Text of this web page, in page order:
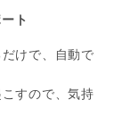
ト
けで、自動で
すので、気持